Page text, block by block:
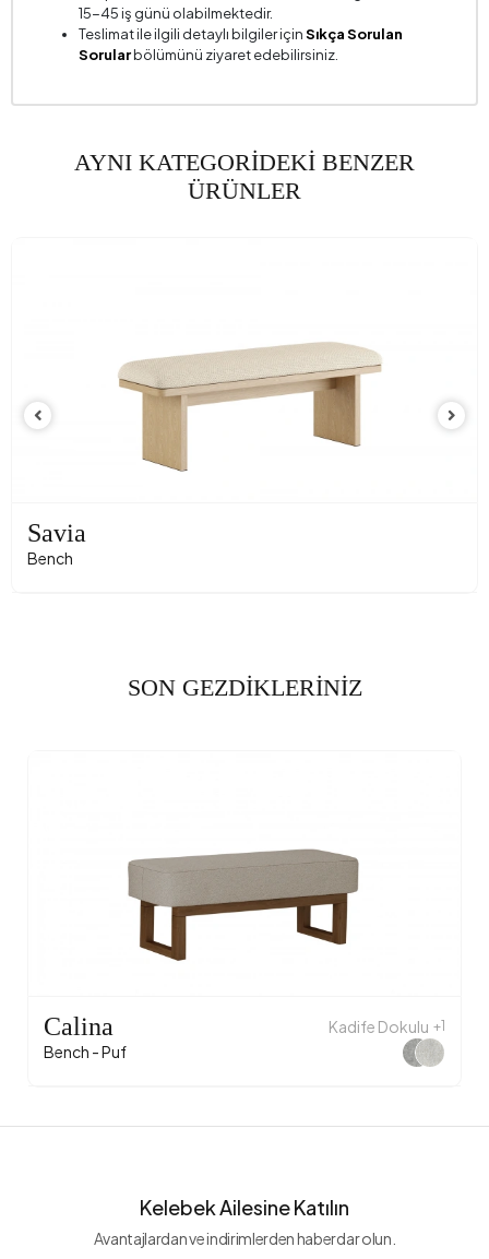
15-45 iş günü olabilmektedir.
Teslimat ile ilgili detaylı bilgiler içinSıkça Sorulan
Sorularbölümünü ziyaret edebilirsiniz.
AYNI KATEGORİDEKİ BENZER
ÜRÜNLER
Savia
Bench
SON GEZDİKLERİNİZ
Calina
Bench - Puf
Kadife Dokulu +1
Kelebek Ailesine Katılın
Avantajlardan ve indirimlerden haberdar olun.